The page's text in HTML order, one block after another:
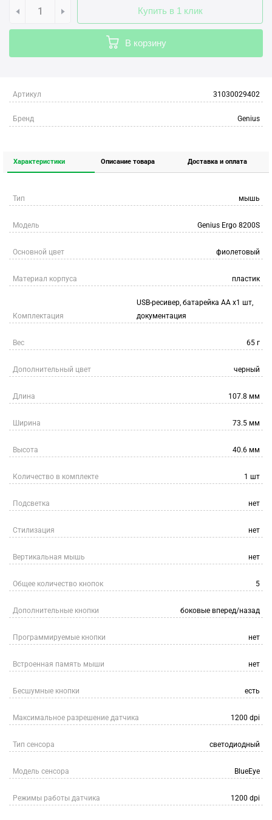
Купить в 1 клик
В корзину
Артикул 31030029402
Бренд Genius
Характеристики Описание товара Доставка и оплата
Тип мышь
Модель Genius Ergo 8200S
Основной цвет фиолетовый
Материал корпуса пластик
Комплектация
USB-ресивер, батарейка АА x1 шт,
документация
Вес 65 г
Дополнительный цвет черный
Длина 107.8 мм
Ширина 73.5 мм
Высота 40.6 мм
Количество в комплекте 1 шт
Подсветка нет
Стилизация нет
Вертикальная мышь нет
Общее количество кнопок 5
Дополнительные кнопки боковые вперед/назад
Программируемые кнопки нет
Встроенная память мыши нет
Бесшумные кнопки есть
Максимальное разрешение датчика 1200 dpi
Тип сенсора светодиодный
Модель сенсора BlueEye
Режимы работы датчика 1200 dpi